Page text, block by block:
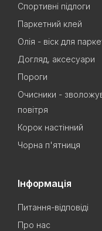
Спортивні підлоги
Паркетний клей
Олія - віск для
Догляд, аксесуари
Пороги
Очисники -
повітря
Корок настінний
Чорна п'ятниця
Інформація
Питання-відповіді
Про нас